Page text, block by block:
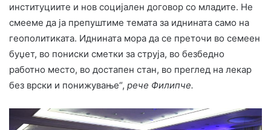
институциите и нов социјален договор со младите. Не
смееме да ја препуштиме темата за иднината само на
геополитиката. Иднината мора да се преточи во семеен
буџет, во пониски сметки за струја, во безбедно
работно место, во достапен стан, во преглед на лекар
без врски и понижување“, рече Филипче.